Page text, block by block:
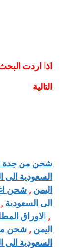
اذا اردت
التالية
شحن من جدة
السعودية الى
اليمن, شحن
الى السعودية,
, الاوراق
اليمن, شحن
السعودية الى